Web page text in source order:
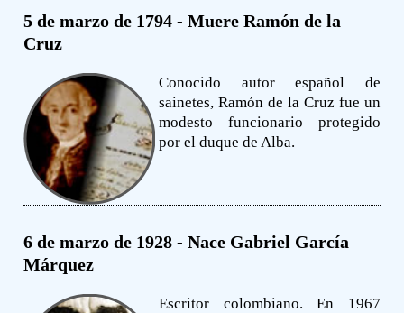
5 de marzo de 1794 - Muere Ramón de la
Cruz
Conocido autor español de
sainetes, Ramón de la Cruz fue un
modesto funcionario protegido
por el duque de Alba.
6 de marzo de 1928 - Nace Gabriel García
Márquez
Escritor colombiano. En 1967